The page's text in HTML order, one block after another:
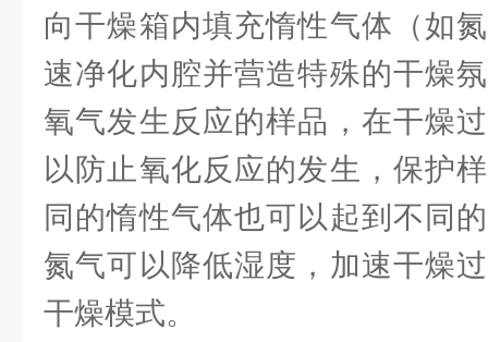
向干燥箱内填充惰性气体（如
速净化内腔并营造特殊的干燥
氧气发生反应的样品，在干燥
以防止氧化反应的发生，保护
同的惰性气体也可以起到不同
氮气可以降低湿度，加速干燥
干燥模式。